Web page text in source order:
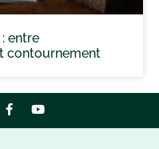
: entre
contournement